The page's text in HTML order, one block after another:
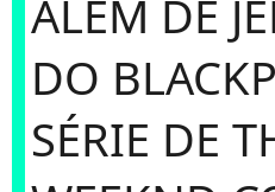
ALÉM DE
DO
SÉRIE DE